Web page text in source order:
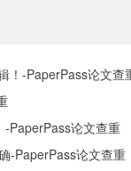
！-PaperPass论文查
-PaperPass论文查重
-PaperPass论文查重